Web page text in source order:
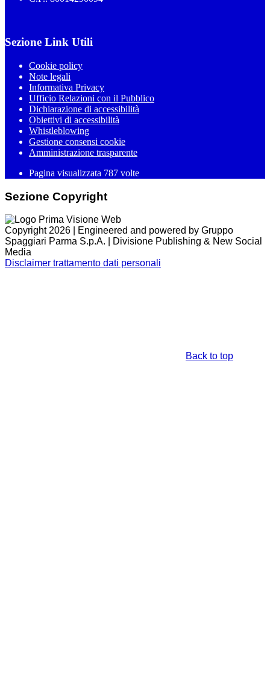
Sezione Link Utili
Cookie policy
Note legali
Informativa Privacy
Ufficio Relazioni con il Pubblico
Dichiarazione di accessibilità
Obiettivi di accessibilità
Whistleblowing
Gestione consensi cookie
Amministrazione trasparente
Pagina visualizzata 787 volte
Sezione Copyright
Copyright 2026 | Engineered and powered by Gruppo
Spaggiari Parma S.p.A. | Divisione Publishing & New Social
Media
Disclaimer trattamento dati personali
Back to top